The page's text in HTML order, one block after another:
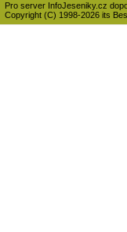
Pro server InfoJeseniky.cz
Copyright (C) 1998-2026 its